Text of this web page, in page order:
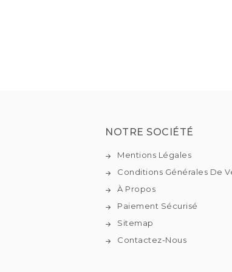
NOTRE SOCIÉTÉ
Mentions Légales
Conditions Générales De
À Propos
Paiement Sécurisé
Sitemap
Contactez-Nous